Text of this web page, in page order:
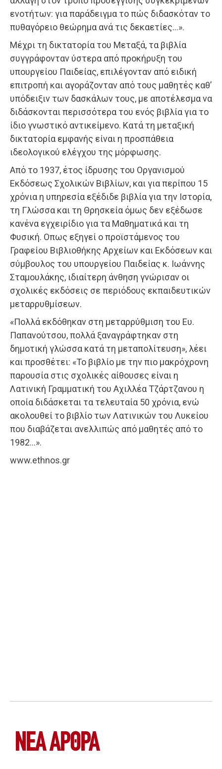
ενοτήτων: για παράδειγμα το πώς διδασκόταν το
πυθαγόρειο θεώρημα ανά τις δεκαετίες…».
Μέχρι τη δικτατορία του Μεταξά, τα βιβλία
συγγράφονταν ύστερα από προκήρυξη του
υπουργείου Παιδείας, επιλέγονταν από ειδική
επιτροπή και αγοράζονταν από τους μαθητές καθ’
υπόδειξιν των δασκάλων τους, με αποτέλεσμα να
διδάσκονται περισσότερα του ενός βιβλία για το
ίδιο γνωστικό αντικείμενο. Κατά τη μεταξική
δικτατορία εμφανής είναι η προσπάθεια
ιδεολογικού ελέγχου της μόρφωσης.
Από το 1937, έτος ίδρυσης του Οργανισμού
Εκδόσεως Σχολικών Βιβλίων, και για περίπου 15
χρόνια η υπηρεσία εξέδιδε βιβλία για την Ιστορία,
τη Γλώσσα και τη Θρησκεία όμως δεν εξέδωσε
κανένα εγχειρίδιο για τα Μαθηματικά και τη
Φυσική. Οπως εξηγεί ο προϊστάμενος του
Γραφείου Βιβλιοθήκης Αρχείων και Εκδόσεων και
σύμβουλος του υπουργείου Παιδείας κ. Ιωάννης
Σταμουλάκης, ιδιαίτερη άνθηση γνώρισαν οι
σχολικές εκδόσεις σε περιόδους εκπαιδευτικών
μεταρρυθμίσεων.
«Πολλά εκδόθηκαν στη μεταρρύθμιση του Ευ.
Παπανούτσου, πολλά ξαναγράφτηκαν στη
δημοτική γλώσσα κατά τη μεταπολίτευση», λέει
και προσθέτει: «Το βιβλίο με την πιο μακρόχρονη
παρουσία στις σχολικές αίθουσες είναι η
Λατινική Γραμματική του Αχιλλέα Τζάρτζανου η
οποία διδάσκεται τα τελευταία 50 χρόνια, ενώ
ακολουθεί το βιβλίο των Λατινικών του Λυκείου
που διαβάζεται ανελλιπώς από μαθητές από το
1982…».
www.ethnos.gr
ΝΕΑ ΆΡΘΡΑ